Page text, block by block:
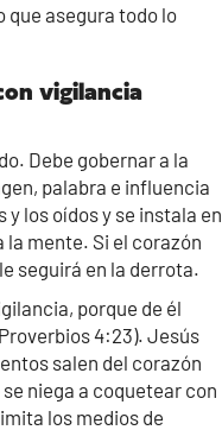
que asegura todo lo
vigilancia
Debe gobernar a la
palabra e influencia
los oídos y se instala en
la mente. Si el corazón
seguirá en la derrota.
porque de él
4:23). Jesús
salen del corazón
niega a coquetear con
los medios de